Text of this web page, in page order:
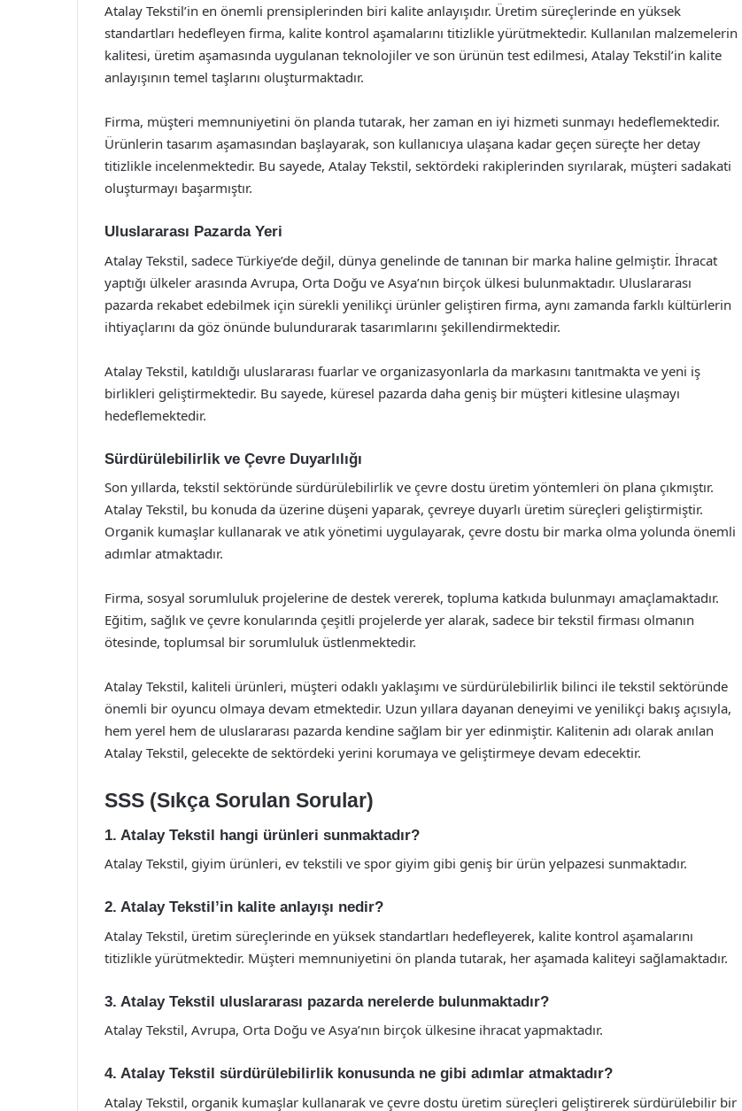
Atalay Tekstil’in en önemli prensiplerinden biri kalite anlayışıdır. Üretim süreçlerinde en yüksek
standartları hedefleyen firma, kalite kontrol aşamalarını titizlikle yürütmektedir. Kullanılan malzemelerin
kalitesi, üretim aşamasında uygulanan teknolojiler ve son ürünün test edilmesi, Atalay Tekstil’in kalite
anlayışının temel taşlarını oluşturmaktadır.
Firma, müşteri memnuniyetini ön planda tutarak, her zaman en iyi hizmeti sunmayı hedeflemektedir.
Ürünlerin tasarım aşamasından başlayarak, son kullanıcıya ulaşana kadar geçen süreçte her detay
titizlikle incelenmektedir. Bu sayede, Atalay Tekstil, sektördeki rakiplerinden sıyrılarak, müşteri sadakati
oluşturmayı başarmıştır.
Uluslararası Pazarda Yeri
Atalay Tekstil, sadece Türkiye’de değil, dünya genelinde de tanınan bir marka haline gelmiştir. İhracat
yaptığı ülkeler arasında Avrupa, Orta Doğu ve Asya’nın birçok ülkesi bulunmaktadır. Uluslararası
pazarda rekabet edebilmek için sürekli yenilikçi ürünler geliştiren firma, aynı zamanda farklı kültürlerin
ihtiyaçlarını da göz önünde bulundurarak tasarımlarını şekillendirmektedir.
Atalay Tekstil, katıldığı uluslararası fuarlar ve organizasyonlarla da markasını tanıtmakta ve yeni iş
birlikleri geliştirmektedir. Bu sayede, küresel pazarda daha geniş bir müşteri kitlesine ulaşmayı
hedeflemektedir.
Sürdürülebilirlik ve Çevre Duyarlılığı
Son yıllarda, tekstil sektöründe sürdürülebilirlik ve çevre dostu üretim yöntemleri ön plana çıkmıştır.
Atalay Tekstil, bu konuda da üzerine düşeni yaparak, çevreye duyarlı üretim süreçleri geliştirmiştir.
Organik kumaşlar kullanarak ve atık yönetimi uygulayarak, çevre dostu bir marka olma yolunda önemli
adımlar atmaktadır.
Firma, sosyal sorumluluk projelerine de destek vererek, topluma katkıda bulunmayı amaçlamaktadır.
Eğitim, sağlık ve çevre konularında çeşitli projelerde yer alarak, sadece bir tekstil firması olmanın
ötesinde, toplumsal bir sorumluluk üstlenmektedir.
Atalay Tekstil, kaliteli ürünleri, müşteri odaklı yaklaşımı ve sürdürülebilirlik bilinci ile tekstil sektöründe
önemli bir oyuncu olmaya devam etmektedir. Uzun yıllara dayanan deneyimi ve yenilikçi bakış açısıyla,
hem yerel hem de uluslararası pazarda kendine sağlam bir yer edinmiştir. Kalitenin adı olarak anılan
Atalay Tekstil, gelecekte de sektördeki yerini korumaya ve geliştirmeye devam edecektir.
SSS (Sıkça Sorulan Sorular)
1. Atalay Tekstil hangi ürünleri sunmaktadır?
Atalay Tekstil, giyim ürünleri, ev tekstili ve spor giyim gibi geniş bir ürün yelpazesi sunmaktadır.
2. Atalay Tekstil’in kalite anlayışı nedir?
Atalay Tekstil, üretim süreçlerinde en yüksek standartları hedefleyerek, kalite kontrol aşamalarını
titizlikle yürütmektedir. Müşteri memnuniyetini ön planda tutarak, her aşamada kaliteyi sağlamaktadır.
3. Atalay Tekstil uluslararası pazarda nerelerde bulunmaktadır?
Atalay Tekstil, Avrupa, Orta Doğu ve Asya’nın birçok ülkesine ihracat yapmaktadır.
4. Atalay Tekstil sürdürülebilirlik konusunda ne gibi adımlar atmaktadır?
Atalay Tekstil, organik kumaşlar kullanarak ve çevre dostu üretim süreçleri geliştirerek sürdürülebilir bir